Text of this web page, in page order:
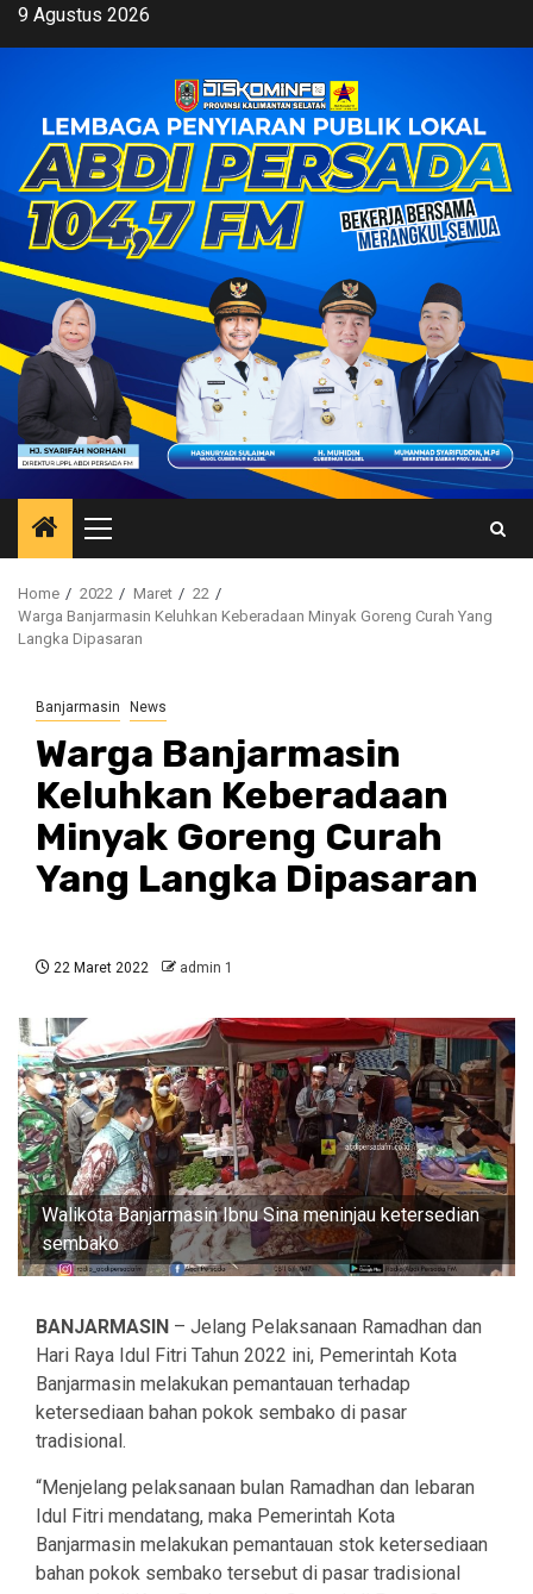
Skip9 Agustus 2026
Primary
Menu
Home 2022 Maret
22
Warga Banjarmasin Keluhkan Keberadaan Minyak Goreng Curah Yang
Langka Dipasaran
Banjarmasin News
Warga Banjarmasin
Keluhkan Keberadaan
Minyak Goreng Curah
Yang Langka Dipasaran
22 Maret 2022 admin 1
Walikota Banjarmasin Ibnu Sina meninjau ketersedian
sembako
BANJARMASIN – Jelang Pelaksanaan Ramadhan dan
Hari Raya Idul Fitri Tahun 2022 ini, Pemerintah Kota
Banjarmasin melakukan pemantauan terhadap
ketersediaan bahan pokok sembako di pasar
tradisional.
“Menjelang pelaksanaan bulan Ramadhan dan lebaran
Idul Fitri mendatang, maka Pemerintah Kota
Banjarmasin melakukan pemantauan stok ketersediaan
bahan pokok sembako tersebut di pasar tradisional